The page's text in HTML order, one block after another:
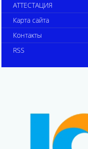
АТТЕСТАЦИЯ
Карта сайта
Контакты
RSS